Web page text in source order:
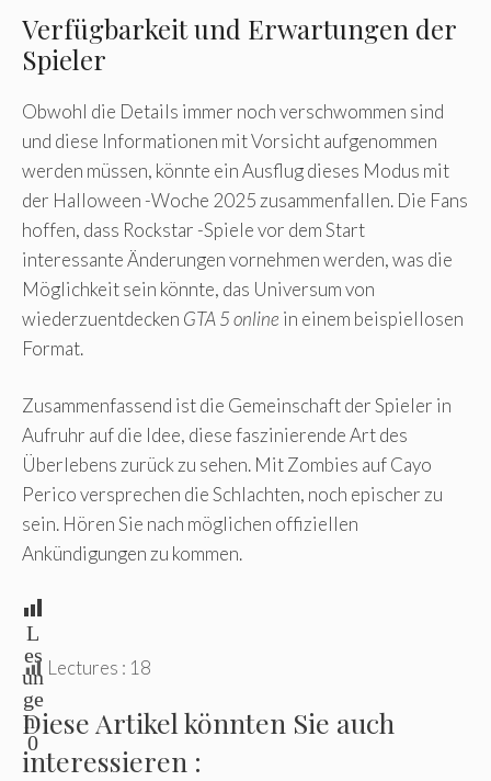
Verfügbarkeit und Erwartungen der
Spieler
Obwohl die Details immer noch verschwommen sind
und diese Informationen mit Vorsicht aufgenommen
werden müssen, könnte ein Ausflug dieses Modus mit
der Halloween -Woche 2025 zusammenfallen. Die Fans
hoffen, dass Rockstar -Spiele vor dem Start
interessante Änderungen vornehmen werden, was die
Möglichkeit sein könnte, das Universum von
wiederzuentdecken GTA 5 online in einem beispiellosen
Format.
Zusammenfassend ist die Gemeinschaft der Spieler in
Aufruhr auf die Idee, diese faszinierende Art des
Überlebens zurück zu sehen. Mit Zombies auf Cayo
Perico versprechen die Schlachten, noch epischer zu
sein. Hören Sie nach möglichen offiziellen
Ankündigungen zu kommen.
L
es
un
ge
n:
0
Lectures : 18
Diese Artikel könnten Sie auch
interessieren :